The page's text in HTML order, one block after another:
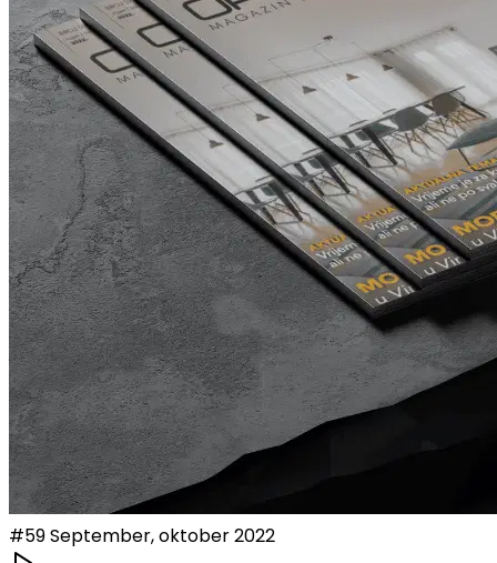
#59September, oktober 2022